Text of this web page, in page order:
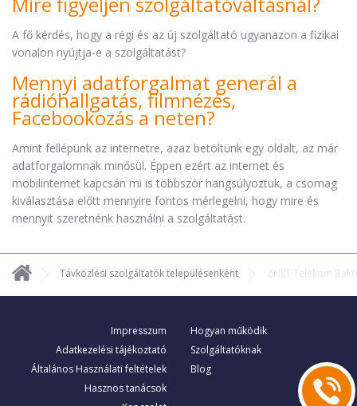
A fő kérdés, hogy a régi és az új szolgáltató ugyanazon a fizikai
vonalon nyújtja-e a szolgáltatást?
Mennyi adatforgalmat generál a
rádióhallgatás, filmnézés,
Facebookozás a neten?
Amint fellépünk az internetre, azaz betöltünk egy oldalt, az már
adatforgalomnak minősül. Éppen ezért az internet és
mobilinternet kapcsán mi is többször hangsúlyoztuk, a csomag
kiválasztása előtt mennyire fontos mérlegelni, hogy mire és
mennyit szeretnénk használni a szolgáltatást.
Távközlési szolgáltatók településenként ZNET Telekom
Impresszum
Adatkezelési tájékoztató
Általános Használati feltételek
Hasznos tanácsok
Hogyan működik
Szolgáltatóknak
Blog